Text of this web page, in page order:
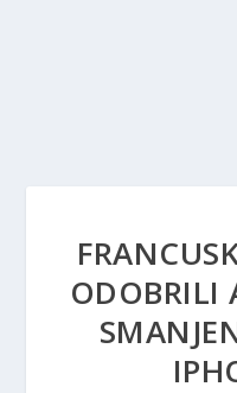
ODOBRILI